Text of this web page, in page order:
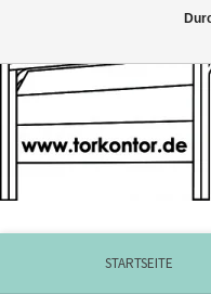
STARTSEITE